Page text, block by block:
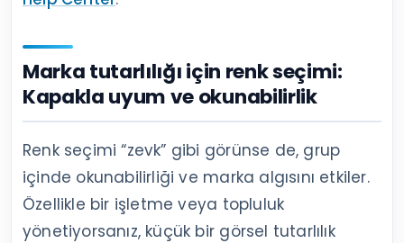
Marka tutarlılığı için renk seçimi:
Kapakla uyum ve okunabilirlik
Renk seçimi “zevk” gibi görünse de, grup
içinde okunabilirliği ve marka algısını etkiler.
Özellikle bir işletme veya topluluk
yönetiyorsanız, küçük bir görsel tutarlılık